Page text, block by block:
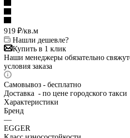
919 ₽/кв.м
Нашли дешевле?
Купить в 1 клик
Наши менеджеры обязательно
условия заказа
Самовывоз - бесплатно
Доставка - по цене городского такси
Характеристики
Бренд
—
EGGER